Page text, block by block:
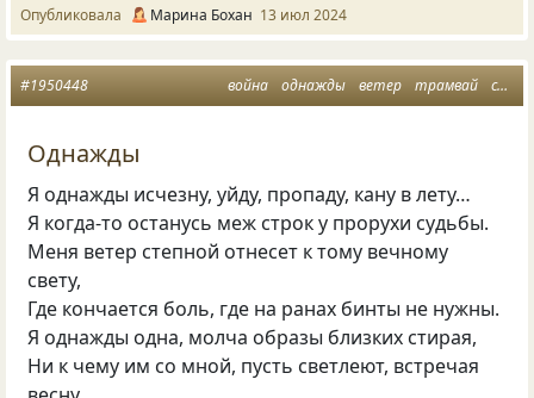
Опубликовала Марина Бохан 13 июл 2024
война однажды ветер трамвай стихи о жизни
#1950448
Однажды
Я однажды исчезну, уйду, пропаду, кану в лету…
Я когда-то останусь меж строк у прорухи судьбы.
Меня ветер степной отнесет к тому вечному
свету,
Где кончается боль, где на ранах бинты не нужны.
Я однажды одна, молча образы близких стирая,
Ни к чему им со мной, пусть светлеют, встречая